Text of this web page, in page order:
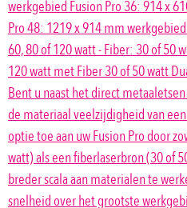
werkgebied Fusion Pro 36: 914 x
Pro 48: 1219 x 914 mm
60, 80 of 120 watt - Fiber: 30 of 50
120 watt met Fiber 30 of 50 watt
Bent u naast het direct
de materiaal veelzijdigheid van
optie toe aan uw Fusion Pro door
watt) als een fiberlaserbron (30 of
breder scala aan materialen te
snelheid over het grootste